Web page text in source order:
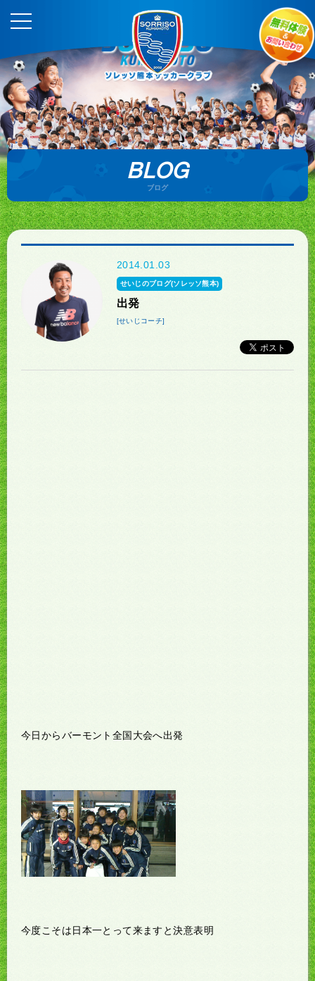
BLOG
ブログ
2014.01.03
せいじのブログ(ソレッソ熊本)
出発
[せいじコーチ]
今日からバーモント全国大会へ出発
今度こそは日本一とって来ますと決意表明